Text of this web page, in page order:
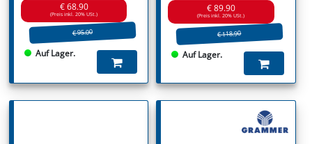
€ 68.90
(Preis inkl. 20% USt.)
€ 95.00
Auf Lager.
€ 89.90
(Preis inkl. 20% USt.)
€ 118.90
Auf Lager.